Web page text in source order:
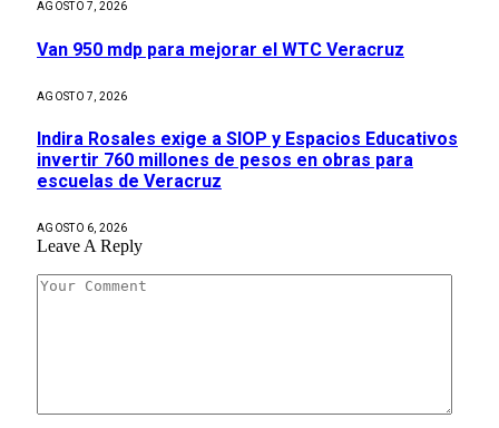
AGOSTO 7, 2026
Van 950 mdp para mejorar el WTC Veracruz
AGOSTO 7, 2026
Indira Rosales exige a SIOP y Espacios Educativos
invertir 760 millones de pesos en obras para
escuelas de Veracruz
AGOSTO 6, 2026
Leave A Reply